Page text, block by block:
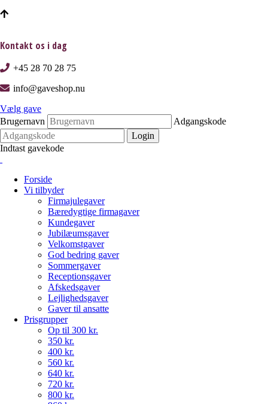
Kontakt os i dag
+45 28 70 28 75
info@gaveshop.nu
Vælg gave
Brugernavn
Adgangskode
Login
Indtast gavekode
Forside
Vi tilbyder
Firmajulegaver
Bæredygtige firmagaver
Kundegaver
Jubilæumsgaver
Velkomstgaver
God bedring gaver
Sommergaver
Receptionsgaver
Afskedsgaver
Lejlighedsgaver
Gaver til ansatte
Prisgrupper
Op til 300 kr.
350 kr.
400 kr.
560 kr.
640 kr.
720 kr.
800 kr.